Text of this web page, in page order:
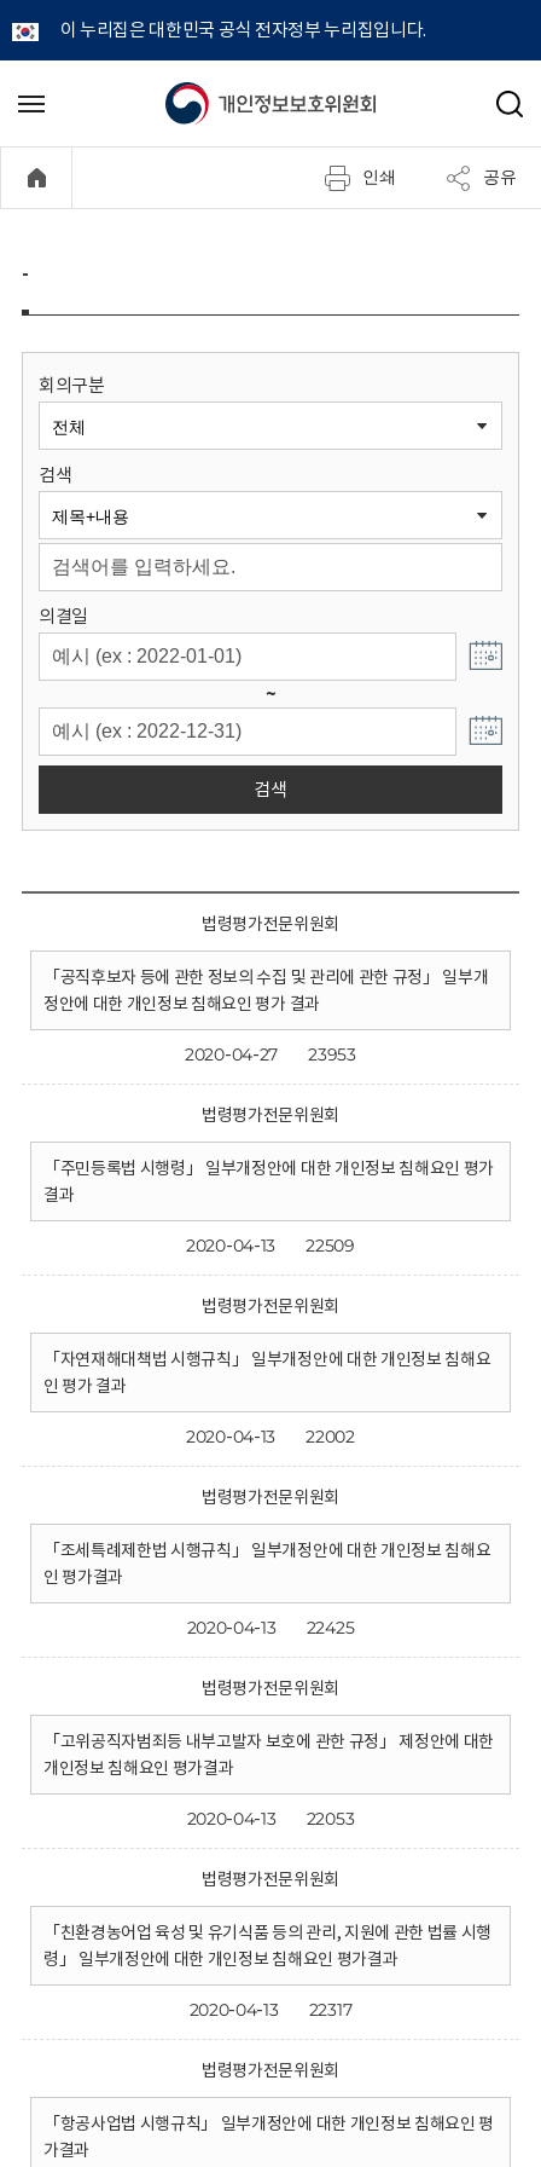
이 누리집은 대한민국 공식 전자정부 누리집입니다.
개
정
보
원
회
메
기
검
인쇄 공유
-
회의구분
검색
의결일
~
검색
법령평가전문위원회
「공직후보자 등에 관한 정보의 수집 및 관리에 관한 규정」 일부개
정안에 대한 개인정보 침해요인 평가 결과
2020-04-27 23953
법령평가전문위원회
「주민등록법 시행령」 일부개정안에 대한 개인정보 침해요인 평가
결과
2020-04-13 22509
법령평가전문위원회
「자연재해대책법 시행규칙」 일부개정안에 대한 개인정보 침해요
인 평가 결과
2020-04-13 22002
법령평가전문위원회
「조세특례제한법 시행규칙」 일부개정안에 대한 개인정보 침해요
인 평가결과
2020-04-13 22425
법령평가전문위원회
「고위공직자범죄등 내부고발자 보호에 관한 규정」 제정안에 대한
개인정보 침해요인 평가결과
2020-04-13 22053
법령평가전문위원회
「친환경농어업 육성 및 유기식품 등의 관리, 지원에 관한 법률 시행
령」 일부개정안에 대한 개인정보 침해요인 평가결과
2020-04-13 22317
법령평가전문위원회
「항공사업법 시행규칙」 일부개정안에 대한 개인정보 침해요인 평
가결과